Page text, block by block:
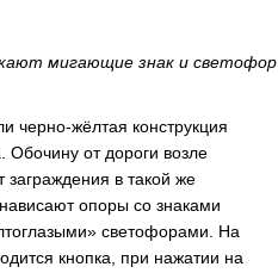
мигающие знак и
черно-жёлтая конструкция
Обочину от дороги возле
заграждения в такой же
опоры со знаками
светофорами. На
кнопка, при нажатии на